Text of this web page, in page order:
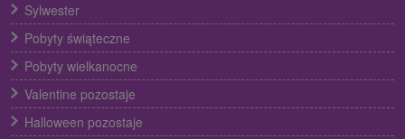
Sylwester
Pobyty świąteczne
Pobyty wielkanocne
Valentine pozostaje
Halloween pozostaje